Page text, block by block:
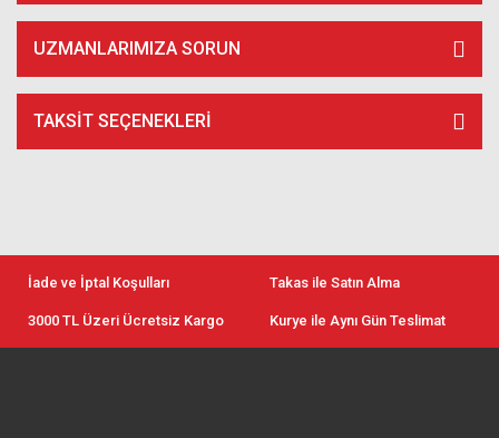
UZMANLARIMIZA SORUN
TAKSIT SEÇENEKLERI
İade ve İptal Koşulları Takas ile Satın Alma
3000 TL Üzeri Ücretsiz Kargo Kurye ile Aynı Gün Teslimat